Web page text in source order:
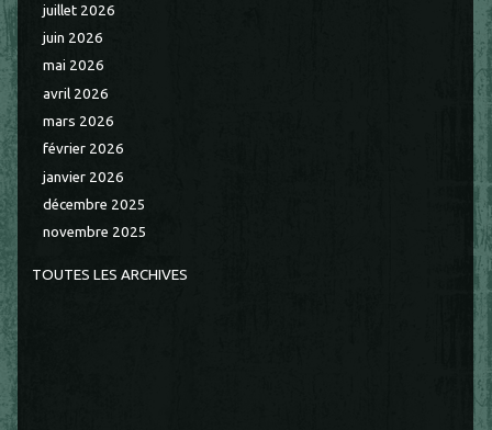
juillet 2026
juin 2026
mai 2026
avril 2026
mars 2026
février 2026
janvier 2026
décembre 2025
novembre 2025
TOUTES LES ARCHIVES